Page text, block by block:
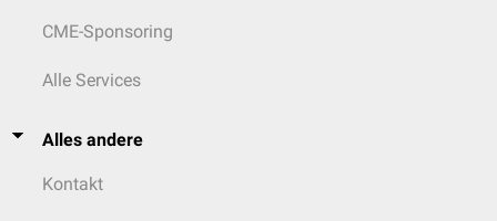
CME-Sponsoring
Alle Services
Alles andere
Kontakt